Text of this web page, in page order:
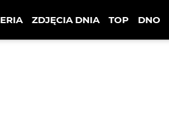
ZDJĘCIA DNIA TOP DNO